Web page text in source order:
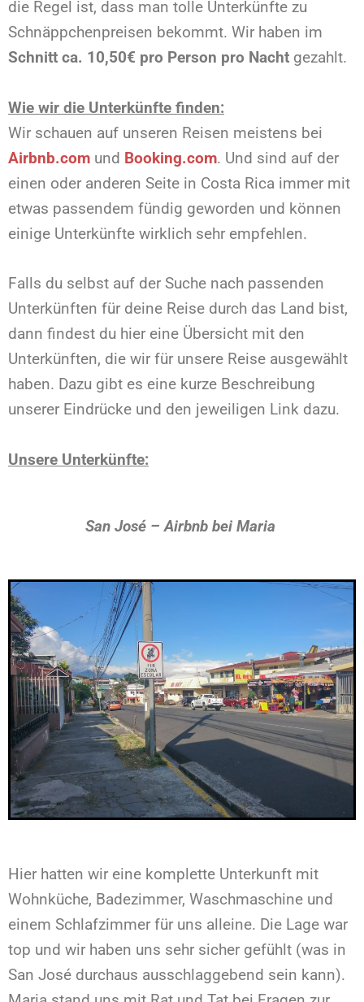
die Regel ist, dass man tolle Unterkünfte zu
Schnäppchenpreisen bekommt. Wir haben im
Schnitt ca. 10,50€ pro Person pro Nacht gezahlt.
Wie wir die Unterkünfte finden:
Wir schauen auf unseren Reisen meistens bei
Airbnb.com und Booking.com. Und sind auf der
einen oder anderen Seite in Costa Rica immer mit
etwas passendem fündig geworden und können
einige Unterkünfte wirklich sehr empfehlen.
Falls du selbst auf der Suche nach passenden
Unterkünften für deine Reise durch das Land bist,
dann findest du hier eine Übersicht mit den
Unterkünften, die wir für unsere Reise ausgewählt
haben. Dazu gibt es eine kurze Beschreibung
unserer Eindrücke und den jeweiligen Link dazu.
Unsere Unterkünfte:
San José – Airbnb bei Maria
Hier hatten wir eine komplette Unterkunft mit
Wohnküche, Badezimmer, Waschmaschine und
einem Schlafzimmer für uns alleine. Die Lage war
top und wir haben uns sehr sicher gefühlt (was in
San José durchaus ausschlaggebend sein kann).